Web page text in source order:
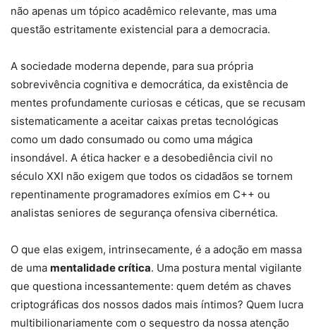
não apenas um tópico acadêmico relevante, mas uma
questão estritamente existencial para a democracia.
A sociedade moderna depende, para sua própria
sobrevivência cognitiva e democrática, da existência de
mentes profundamente curiosas e céticas, que se recusam
sistematicamente a aceitar caixas pretas tecnológicas
como um dado consumado ou como uma mágica
insondável. A ética hacker e a desobediência civil no
século XXI não exigem que todos os cidadãos se tornem
repentinamente programadores exímios em C++ ou
analistas seniores de segurança ofensiva cibernética.
O que elas exigem, intrinsecamente, é a adoção em massa
de uma mentalidade crítica. Uma postura mental vigilante
que questiona incessantemente: quem detém as chaves
criptográficas dos nossos dados mais íntimos? Quem lucra
multibilionariamente com o sequestro da nossa atenção